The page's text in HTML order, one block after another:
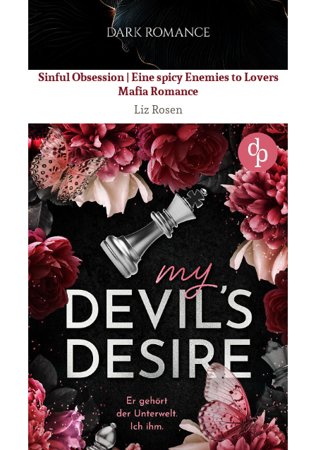
Sinful Obsession | Eine spicy Enemies to Lovers
Mafia Romance
Liz Rosen